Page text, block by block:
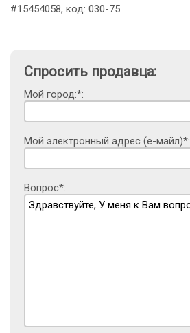
#15454058, код: 030-75
Спросить продавца:
Мой город:*:
Мой электронный адрес (е-майл)*:
Вопрос*: